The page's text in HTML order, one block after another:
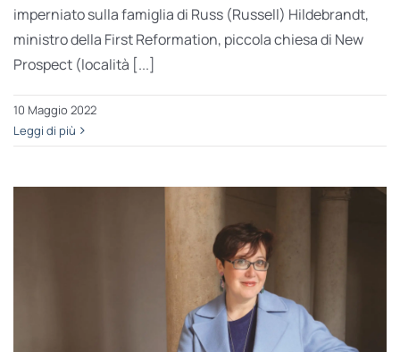
imperniato sulla famiglia di Russ (Russell) Hildebrandt,
ministro della First Reformation, piccola chiesa di New
Prospect (località [...]
10 Maggio 2022
Leggi di più